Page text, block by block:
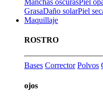
GrasaDaño solarPiel
Maquillaje
ROSTRO
Bases Corrector Polvos
ojos